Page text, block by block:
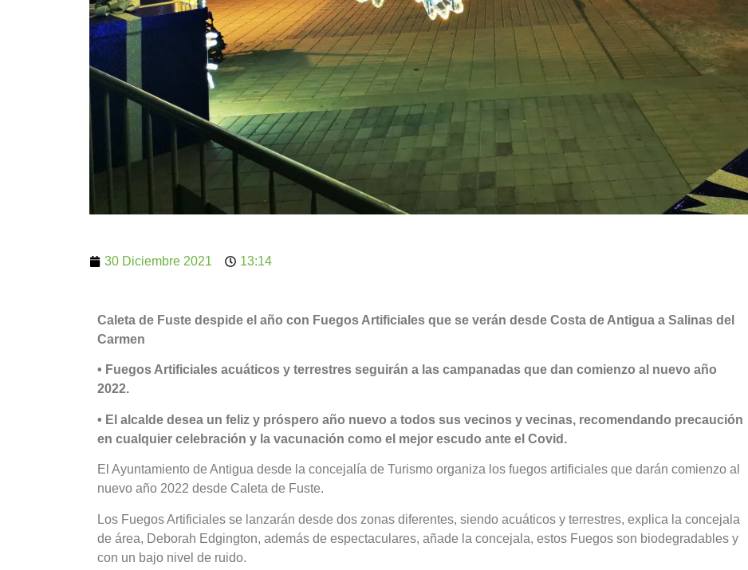
30 Diciembre 2021 13:14
Caleta de Fuste despide el año con Fuegos Artificiales que se verán desde Costa de Antigua a Salinas del
Carmen
• Fuegos Artificiales acuáticos y terrestres seguirán a las campanadas que dan comienzo al nuevo año
2022.
• El alcalde desea un feliz y próspero año nuevo a todos sus vecinos y vecinas, recomendando precaución
en cualquier celebración y la vacunación como el mejor escudo ante el Covid.
El Ayuntamiento de Antigua desde la concejalía de Turismo organiza los fuegos artificiales que darán comienzo al
nuevo año 2022 desde Caleta de Fuste.
Los Fuegos Artificiales se lanzarán desde dos zonas diferentes, siendo acuáticos y terrestres, explica la concejala
de área, Deborah Edgington, además de espectaculares, añade la concejala, estos Fuegos son biodegradables y
con un bajo nivel de ruido.